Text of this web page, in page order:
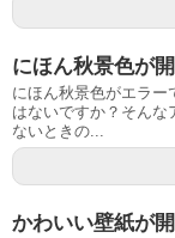
にほん秋景色が
にほん秋景色がエラ
はないですか？そんな
ないときの...
かわいい壁紙が